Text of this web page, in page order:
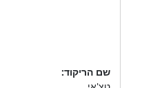
שם הריקוד: